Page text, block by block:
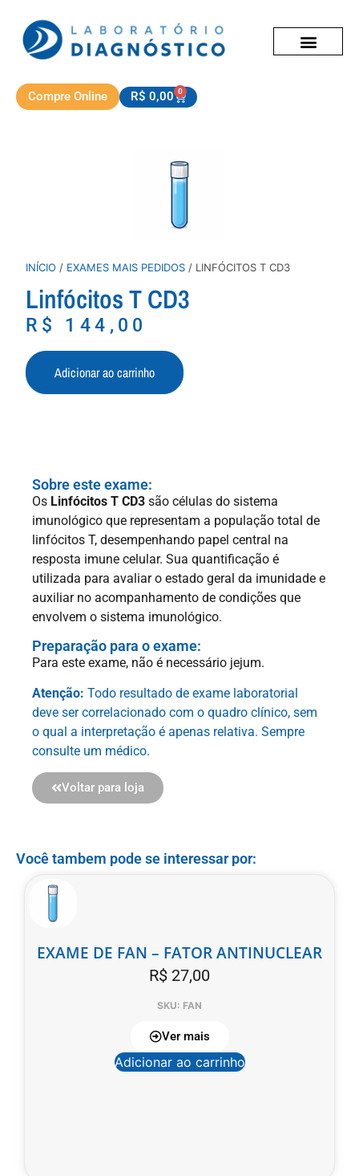
Compre Online R$ 0,00 0
INÍCIO / EXAMES MAIS PEDIDOS / LINFÓCITOS T CD3
Linfócitos T CD3
R$ 144,00
Adicionar ao carrinho
Sobre este exame:
Os Linfócitos T CD3 são células do sistema
imunológico que representam a população total de
linfócitos T, desempenhando papel central na
resposta imune celular. Sua quantificação é
utilizada para avaliar o estado geral da imunidade e
auxiliar no acompanhamento de condições que
envolvem o sistema imunológico.
Preparação para o exame:
Para este exame, não é necessário jejum.
Atenção: Todo resultado de exame laboratorial
deve ser correlacionado com o quadro clínico, sem
o qual a interpretação é apenas relativa. Sempre
consulte um médico.
Voltar para loja
Você tambem pode se interessar por:
EXAME DE FAN – FATOR ANTINUCLEAR
R$ 27,00
SKU: FAN
Ver mais
Adicionar ao carrinho